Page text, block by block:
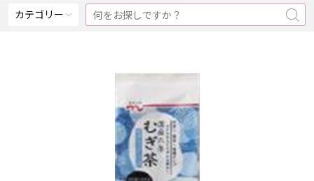
カテゴリー